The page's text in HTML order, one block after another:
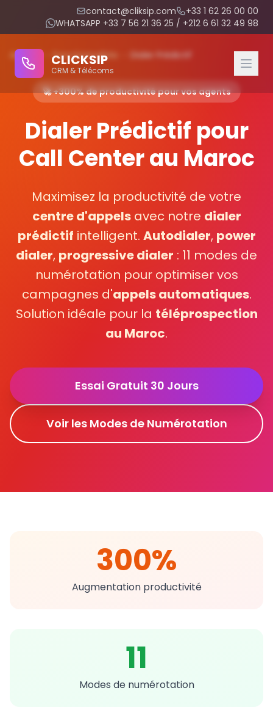
contact@cliksip.com
+33 1 62 26 00 00
WHATSAPP +33 7 56 21 36 25 / +212 6 61 32 49 98
CLICKSIP
CRM & Télécoms
CRM Modules
Integrated IPBX
Appointment Management
Reminder Management
Agent Evaluation
🚀 Click2Call API
IP Telephony
IPBX Telephony Standards
Open Source Solutions Installation
Accueil Fonctionnalités Dialer Prédictif
🚀 +300% de productivité pour vos agents
Dialer Prédictif pour
Call Center au Maroc
Maximisez la productivité de votre
centre d'appelsavec notre dialer
prédictif intelligent. Autodialer, power
dialer, progressive dialer : 11 modes de
numérotation pour optimiser vos
campagnes d'appels automatiques.
Solution idéale pour la téléprospection
au Maroc.
Essai Gratuit 30 Jours
Voir les Modes de Numérotation
300%
Augmentation productivité
11
Modes de numérotation